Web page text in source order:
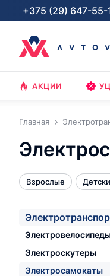
+375 (29) 647-55-
АКЦИИ
Главная
Взрослые
Электроскутеры
Электросамокаты